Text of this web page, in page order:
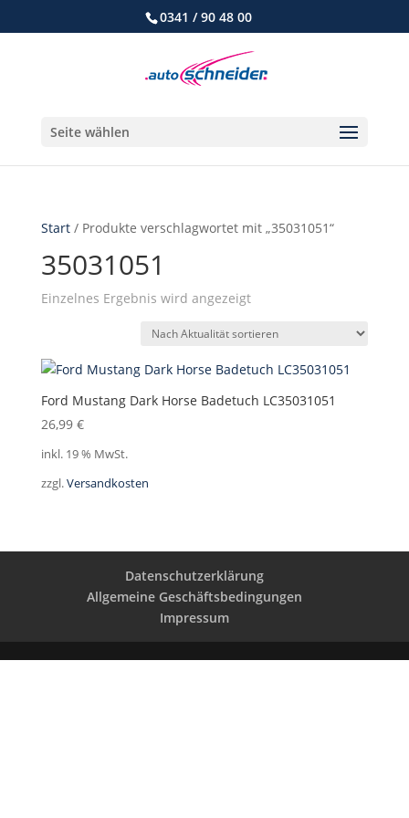
0341 / 90 48 00
Seite wählen
Start/ Produkte verschlagwortet mit „35031051“
35031051
Einzelnes Ergebnis wird angezeigt
Ford Mustang Dark Horse Badetuch LC35031051
26,99 €
inkl. 19 % MwSt.
zzgl.Versandkosten
Datenschutzerklärung
Allgemeine Geschäftsbedingungen
Impressum